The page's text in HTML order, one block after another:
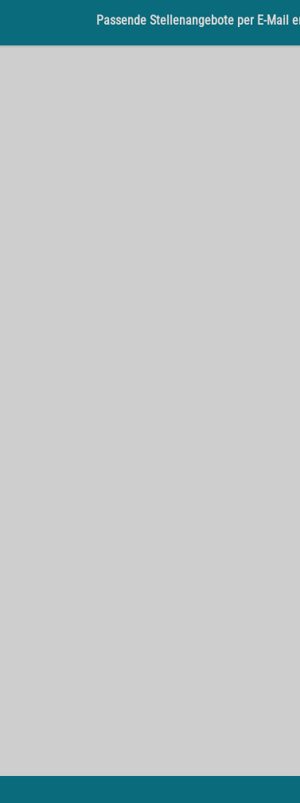
Passende Stellenangebote per E-Mail